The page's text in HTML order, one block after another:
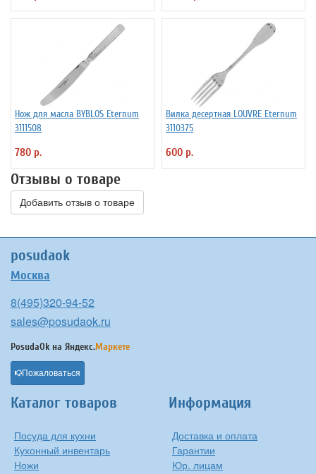
Нож для масла BYBLOS Eternum
3111508
780 р.
Вилка десертная LOUVRE Eternum
3110375
600 р.
Отзывы о товаре
Добавить отзыв о товаре
posudaok
Москва
8(495)320-94-52
sales@posudaok.ru
PosudaOk на Яндекс.Маркете
Пожаловаться
Каталог товаров
Посуда для кухни
Кухонный инвентарь
Ножи
Информация
Доставка и оплата
Гарантии
Юр. лицам